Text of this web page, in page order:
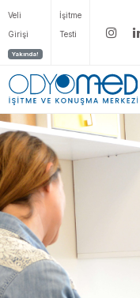
Veli
Girişi
Yakında!
İşitme
Testi